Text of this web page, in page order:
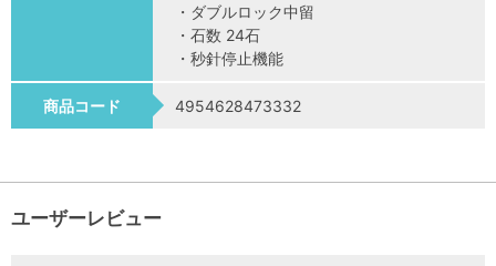
・ダブルロック中留
・石数 24石
・秒針停止機能
商品コード 4954628473332
ユーザーレビュー